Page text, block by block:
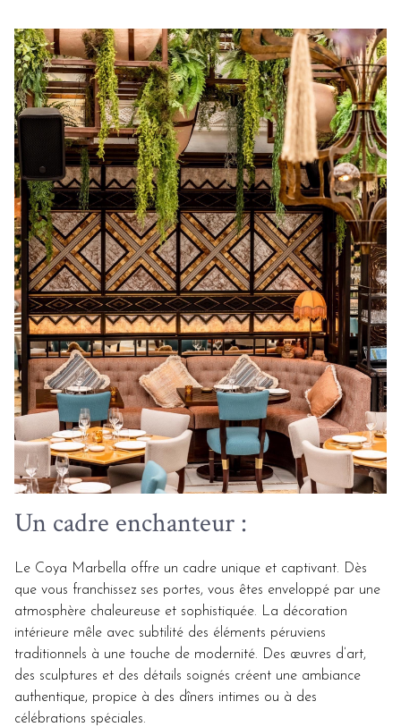
Un cadre enchanteur :
Le Coya Marbella offre un cadre unique et captivant. Dès
que vous franchissez ses portes, vous êtes enveloppé par une
atmosphère chaleureuse et sophistiquée. La décoration
intérieure mêle avec subtilité des éléments péruviens
traditionnels à une touche de modernité. Des œuvres d’art,
des sculptures et des détails soignés créent une ambiance
authentique, propice à des dîners intimes ou à des
célébrations spéciales.